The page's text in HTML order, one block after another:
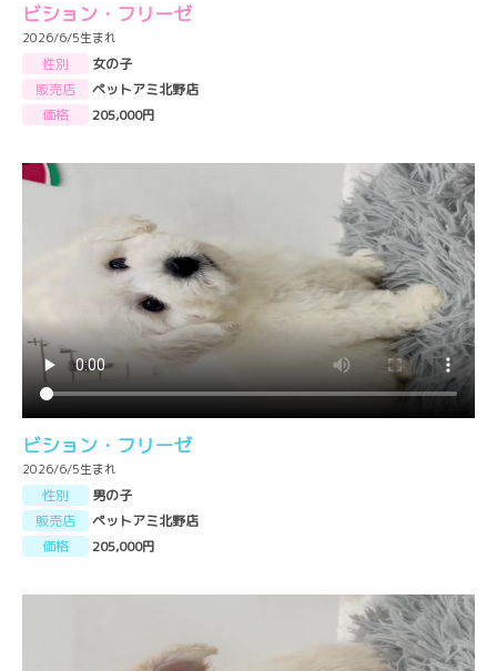
ビション・フリーゼ
2026/6/5生まれ
性別
女の子
販売店
ペットアミ北野店
価格
205,000円
ビション・フリーゼ
2026/6/5生まれ
性別
男の子
販売店
ペットアミ北野店
価格
205,000円